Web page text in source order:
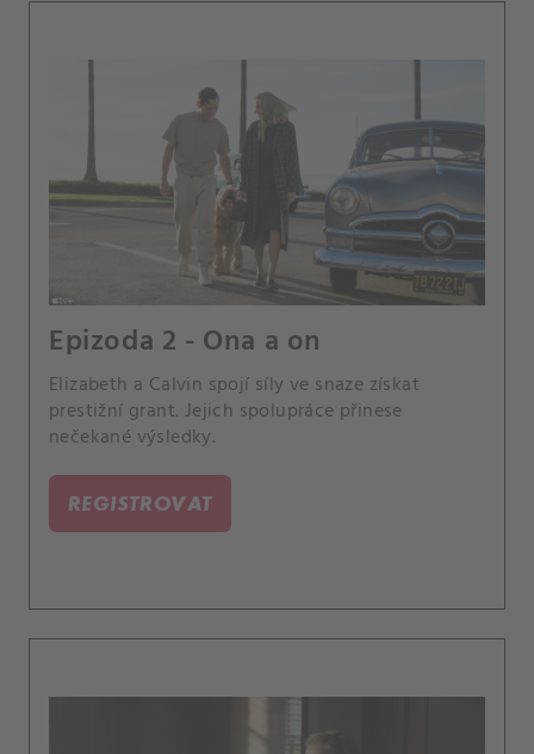
Epizoda 2 - Ona a on
Elizabeth a Calvin spojí síly ve snaze získat
prestižní grant. Jejich spolupráce přinese
nečekané výsledky.
REGISTROVAT